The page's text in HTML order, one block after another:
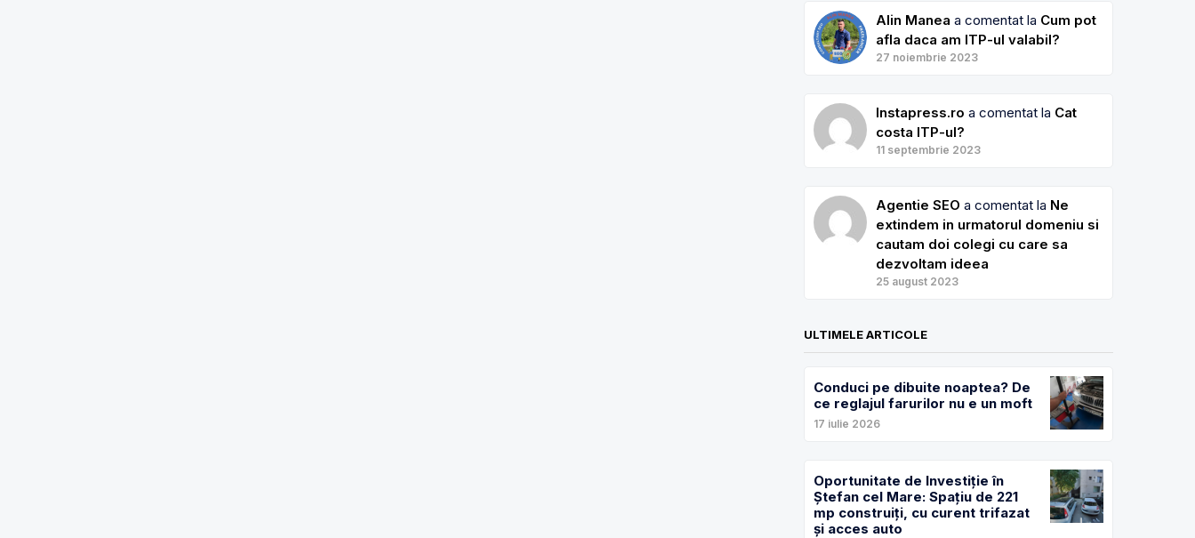
Alin Manea a comentat la Cum pot
afla daca am ITP-ul valabil?
27 noiembrie 2023
Instapress.ro a comentat la Cat
costa ITP-ul?
11 septembrie 2023
Agentie SEO a comentat la Ne
extindem in urmatorul domeniu si
cautam doi colegi cu care sa
dezvoltam ideea
25 august 2023
ULTIMELE ARTICOLE
Conduci pe dibuite noaptea? De
ce reglajul farurilor nu e un moft
17 iulie 2026
Oportunitate de Investiție în
Ștefan cel Mare: Spațiu de 221
mp construiți, cu curent trifazat
și acces auto